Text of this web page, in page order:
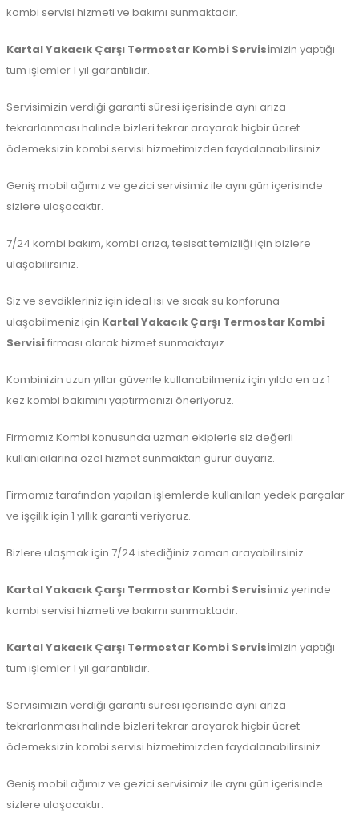
kombi servisi hizmeti ve bakımı sunmaktadır.
Kartal Yakacık Çarşı Termostar Kombi Servisimizin yaptığı
tüm işlemler 1 yıl garantilidir.
Servisimizin verdiği garanti süresi içerisinde aynı arıza
tekrarlanması halinde bizleri tekrar arayarak hiçbir ücret
ödemeksizin kombi servisi hizmetimizden faydalanabilirsiniz.
Geniş mobil ağımız ve gezici servisimiz ile aynı gün içerisinde
sizlere ulaşacaktır.
7/24 kombi bakım, kombi arıza, tesisat temizliği için bizlere
ulaşabilirsiniz.
Siz ve sevdikleriniz için ideal ısı ve sıcak su konforuna
ulaşabilmeniz için Kartal Yakacık Çarşı Termostar Kombi
Servisifirması olarak hizmet sunmaktayız.
Kombinizin uzun yıllar güvenle kullanabilmeniz için yılda en az 1
kez kombi bakımını yaptırmanızı öneriyoruz.
Firmamız Kombi konusunda uzman ekiplerle siz değerli
kullanıcılarına özel hizmet sunmaktan gurur duyarız.
Firmamız tarafından yapılan işlemlerde kullanılan yedek parçalar
ve işçilik için 1 yıllık garanti veriyoruz.
Bizlere ulaşmak için 7/24 istediğiniz zaman arayabilirsiniz.
Kartal Yakacık Çarşı Termostar Kombi Servisimiz yerinde
kombi servisi hizmeti ve bakımı sunmaktadır.
Kartal Yakacık Çarşı Termostar Kombi Servisimizin yaptığı
tüm işlemler 1 yıl garantilidir.
Servisimizin verdiği garanti süresi içerisinde aynı arıza
tekrarlanması halinde bizleri tekrar arayarak hiçbir ücret
ödemeksizin kombi servisi hizmetimizden faydalanabilirsiniz.
Geniş mobil ağımız ve gezici servisimiz ile aynı gün içerisinde
sizlere ulaşacaktır.